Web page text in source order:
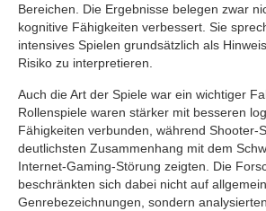
Bereichen. Die Ergebnisse belegen zwar
kognitive Fähigkeiten verbessert. Sie
intensives Spielen grundsätzlich als
Risiko zu interpretieren.
Auch die Art der Spiele war ein wichtiger
Rollenspiele waren stärker mit besseren
Fähigkeiten verbunden, während Shooter-
deutlichsten Zusammenhang mit dem
Internet-Gaming-Störung zeigten. Die
beschränkten sich dabei nicht auf
Genrebezeichnungen, sondern